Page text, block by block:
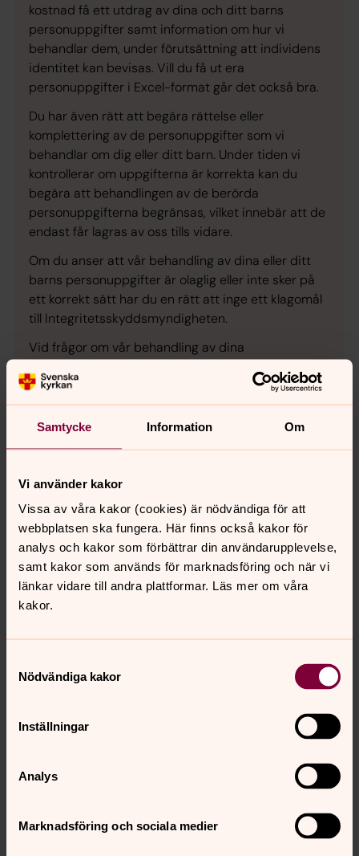
Samtycke Information Om
Vi använder kakor
Vissa av våra kakor (cookies) är nödvändiga för att
webbplatsen ska fungera. Här finns också kakor för
analys och kakor som förbättrar din användarupplevelse,
samt kakor som används för marknadsföring och när vi
länkar vidare till andra plattformar. Läs mer om våra
kakor.
Nödvändiga kakor
Inställningar
Analys
Marknadsföring och sociala medier
kostnad få ett utdrag av dina och ditt barns
personuppgifter samt information om hur vi
behandlar dem, under förutsättning att individens
identitet kan bevisas. Vill du få ut era
personuppgifter i Excel-format går det också bra.
Du har även rätt att begära rättelse eller
komplettering av de personuppgifter som vi
behandlar om dig eller ditt barn. Under tiden vi
kontrollerar om uppgifterna är korrekta kan du
begära att behandlingen av de berörda
personuppgifterna begränsas, vilket innebär att de
endast får lagras av oss tills vidare.
Om du anser att vår behandling av dina eller ditt
barns personuppgifter är olaglig eller inte sker på
ett korrekt sätt har du en rätt att inge ett klagomål
till Integritetsskyddsmyndigheten.
Vid frågor om vår behandling av dina